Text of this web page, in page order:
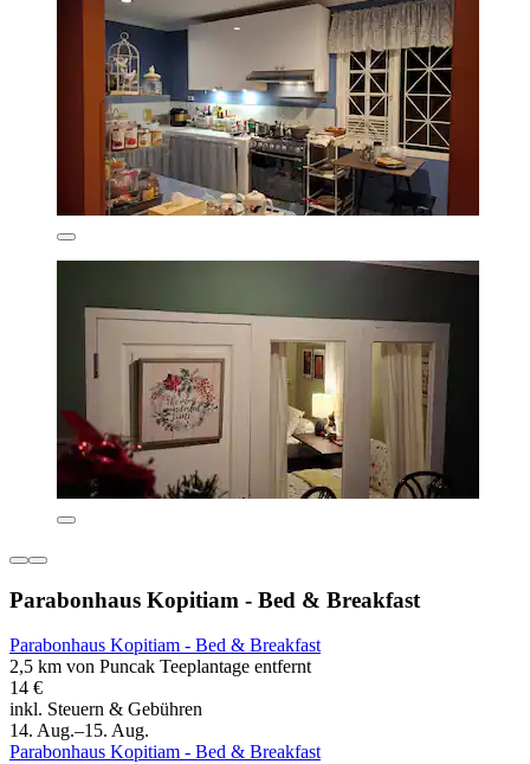
Parabonhaus Kopitiam - Bed & Breakfast
Parabonhaus Kopitiam - Bed & Breakfast
2,5 km von Puncak Teeplantage entfernt
14 €
inkl. Steuern & Gebühren
14. Aug.–15. Aug.
Parabonhaus Kopitiam - Bed & Breakfast